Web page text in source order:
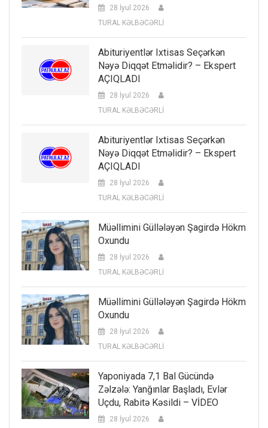
28 İyul 2026
TURAL KƏLBƏCƏRLİ
Abituriyentlər Ixtisas Seçərkən
Nəyə Diqqət Etməlidir? – Ekspert
AÇIQLADI
28 İyul 2026
TURAL KƏLBƏCƏRLİ
Abituriyentlər Ixtisas Seçərkən
Nəyə Diqqət Etməlidir? – Ekspert
AÇIQLADI
28 İyul 2026
TURAL KƏLBƏCƏRLİ
Müəllimini Güllələyən Şagirdə Hökm
Oxundu
28 İyul 2026
TURAL KƏLBƏCƏRLİ
Müəllimini Güllələyən Şagirdə Hökm
Oxundu
28 İyul 2026
TURAL KƏLBƏCƏRLİ
Yaponiyada 7,1 Bal Gücündə
Zəlzələ: Yanğınlar Başladı, Evlər
Uçdu, Rabitə Kəsildi – VİDEO
28 İyul 2026